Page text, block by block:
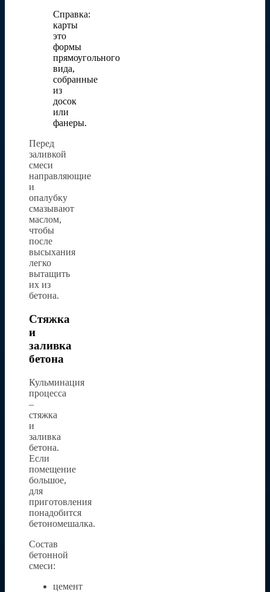
Справка:
карты
это
формы
прямоугольного
вида,
собранные
из
досок
или
фанеры.
Перед
заливкой
смеси
направляющие
и
опалубку
смазывают
маслом,
чтобы
после
высыхания
легко
вытащить
их из
бетона.
Стяжка
и
заливка
бетона
Кульминация
процесса
–
стяжка
и
заливка
бетона.
Если
помещение
большое,
для
приготовления
понадобится
бетономешалка.
Состав
бетонной
смеси:
цемент